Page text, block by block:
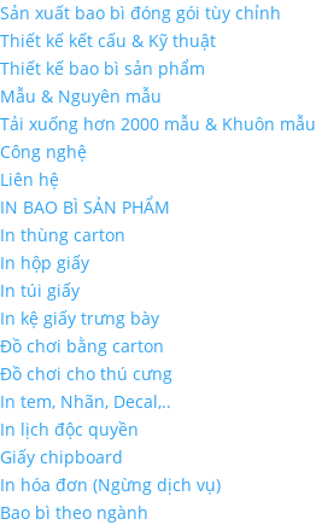
Sản xuất bao bì đóng gói tùy chỉnh
Thiết kế kết cấu & Kỹ thuật
Thiết kế bao bì sản phẩm
Mẫu & Nguyên mẫu
Tải xuống hơn 2000 mẫu & Khuôn mẫu
Công nghệ
Liên hệ
IN BAO BÌ SẢN PHẨM
In thùng carton
In hộp giấy
In túi giấy
In kệ giấy trưng bày
Đồ chơi bằng carton
Đồ chơi cho thú cưng
In tem, Nhãn, Decal,..
In lịch độc quyền
Giấy chipboard
In hóa đơn (Ngừng dịch vụ)
Bao bì theo ngành